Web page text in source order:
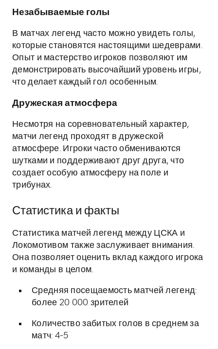
Незабываемые голы
В матчах легенд часто можно увидеть голы,
которые становятся настоящими шедеврами.
Опыт и мастерство игроков позволяют им
демонстрировать высочайший уровень игры,
что делает каждый гол особенным.
Дружеская атмосфера
Несмотря на соревновательный характер,
матчи легенд проходят в дружеской
атмосфере. Игроки часто обмениваются
шутками и поддерживают друг друга, что
создает особую атмосферу на поле и
трибунах.
Статистика и факты
Статистика матчей легенд между ЦСКА и
Локомотивом также заслуживает внимания.
Она позволяет оценить вклад каждого игрока
и команды в целом.
Средняя посещаемость матчей легенд:
более 20 000 зрителей
Количество забитых голов в среднем за
матч: 4-5